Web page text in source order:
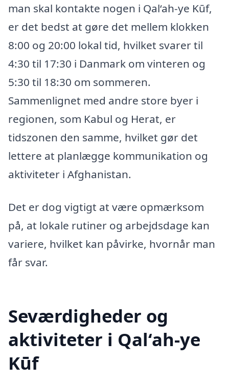
man skal kontakte nogen i Qal‘ah-ye Kūf,
er det bedst at gøre det mellem klokken
8:00 og 20:00 lokal tid, hvilket svarer til
4:30 til 17:30 i Danmark om vinteren og
5:30 til 18:30 om sommeren.
Sammenlignet med andre store byer i
regionen, som Kabul og Herat, er
tidszonen den samme, hvilket gør det
lettere at planlægge kommunikation og
aktiviteter i Afghanistan.
Det er dog vigtigt at være opmærksom
på, at lokale rutiner og arbejdsdage kan
variere, hvilket kan påvirke, hvornår man
får svar.
Seværdigheder og
aktiviteter i Qal‘ah-ye
Kūf